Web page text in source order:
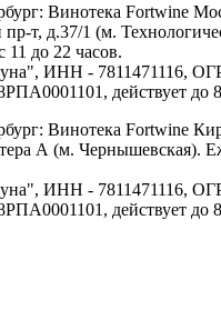
Винотека Fortwine
т, д.37/1 (м.
11 до 22 часов.
ИНН - 7811471116,
действует до
Винотека Fortwine
А (м. Чернышевская).
ИНН - 7811471116,
действует до